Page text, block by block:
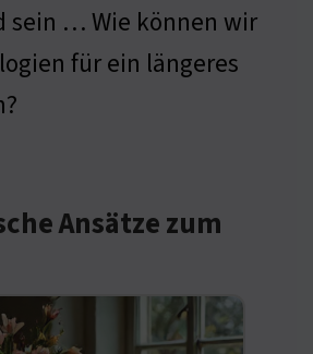
sein … Wie können wir
für ein längeres
Ansätze zum